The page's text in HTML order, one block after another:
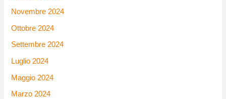
Novembre 2024
Ottobre 2024
Settembre 2024
Luglio 2024
Maggio 2024
Marzo 2024